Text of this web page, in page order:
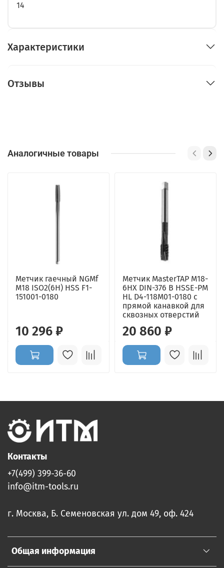
14
Характеристики
Отзывы
Аналогичные товары
Метчик гаечный NGMf
M18 ISO2(6H) HSS F1-
151001-0180
10 296 ₽
Метчик MasterTAP M18-
6HX DIN-376 B HSSE-PM
HL D4-118M01-0180 с
прямой канавкой для
сквозных отверстий
20 860 ₽
Общая информация
Контакты
+7(499) 399-36-60
info@itm-tools.ru
г. Москва, Б. Семеновская ул. дом 49, оф. 424